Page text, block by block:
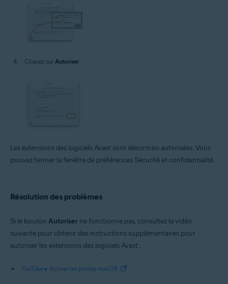
Cliquez sur Autoriser
Les extensions des logiciels Avast sont désormais autorisées. Vous
pouvez fermer la fenêtre de préférences Sécurité et confidentialité.
Résolution des problèmes
Si le bouton Autoriser ne fonctionne pas, consultez la vidéo
suivante pour obtenir des instructions supplémentaires pour
autoriser les extensions des logiciels Avast :
YouTube ▸ Activer les pilotes macOS